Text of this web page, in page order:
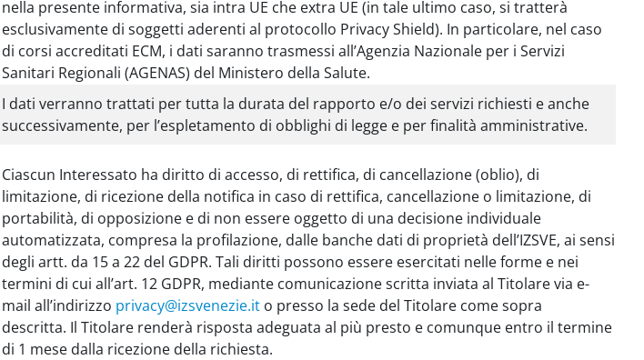
nella presente informativa, sia intra UE che extra UE (in tale ultimo caso, si tratterà
esclusivamente di soggetti aderenti al protocollo Privacy Shield). In particolare, nel caso
di corsi accreditati ECM, i dati saranno trasmessi all’Agenzia Nazionale per i Servizi
Sanitari Regionali (AGENAS) del Ministero della Salute.
I dati verranno trattati per tutta la durata del rapporto e/o dei servizi richiesti e anche
successivamente, per l’espletamento di obblighi di legge e per finalità amministrative.
Ciascun Interessato ha diritto di accesso, di rettifica, di cancellazione (oblio), di
limitazione, di ricezione della notifica in caso di rettifica, cancellazione o limitazione, di
portabilità, di opposizione e di non essere oggetto di una decisione individuale
automatizzata, compresa la profilazione, dalle banche dati di proprietà dell’IZSVE, ai sensi
degli artt. da 15 a 22 del GDPR. Tali diritti possono essere esercitati nelle forme e nei
termini di cui all’art. 12 GDPR, mediante comunicazione scritta inviata al Titolare via e-
mail all’indirizzo privacy@izsvenezie.it o presso la sede del Titolare come sopra
descritta. Il Titolare renderà risposta adeguata al più presto e comunque entro il termine
di 1 mese dalla ricezione della richiesta.